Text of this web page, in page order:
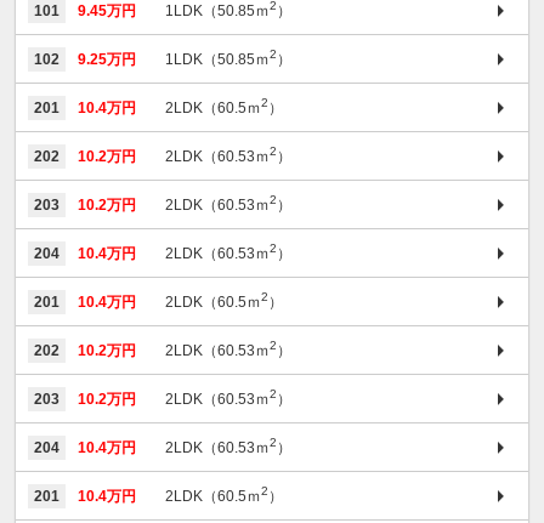
101 9.45万円 1LDK（50.85ｍ2 ）
102 9.25万円 1LDK（50.85ｍ2 ）
201 10.4万円 2LDK（60.5ｍ2 ）
202 10.2万円 2LDK（60.53ｍ2 ）
203 10.2万円 2LDK（60.53ｍ2 ）
204 10.4万円 2LDK（60.53ｍ2 ）
201 10.4万円 2LDK（60.5ｍ2 ）
202 10.2万円 2LDK（60.53ｍ2 ）
203 10.2万円 2LDK（60.53ｍ2 ）
204 10.4万円 2LDK（60.53ｍ2 ）
201 10.4万円 2LDK（60.5ｍ2 ）